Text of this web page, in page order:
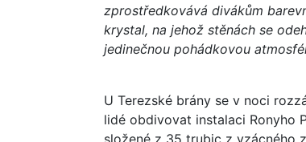
zprostředkovává divákům
krystal, na jehož stěnách se
jedinečnou pohádkovou
U Terezské brány se v noci
lidé obdivovat instalaci Ronyho
složené z 35 trubic z vzácného